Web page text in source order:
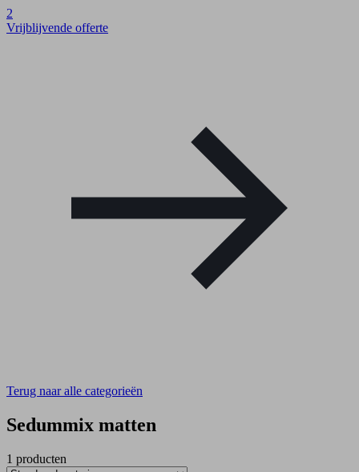
2
Vrijblijvende offerte
Terug naar alle categorieën
Sedummix matten
1 producten